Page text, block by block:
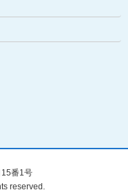
番1号
reserved.